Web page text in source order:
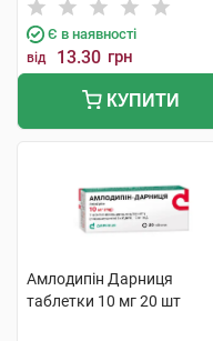
Є в наявності
від 13.30 грн
КУПИТИ
Амлодипін Дарниця
таблетки 10 мг 20 шт